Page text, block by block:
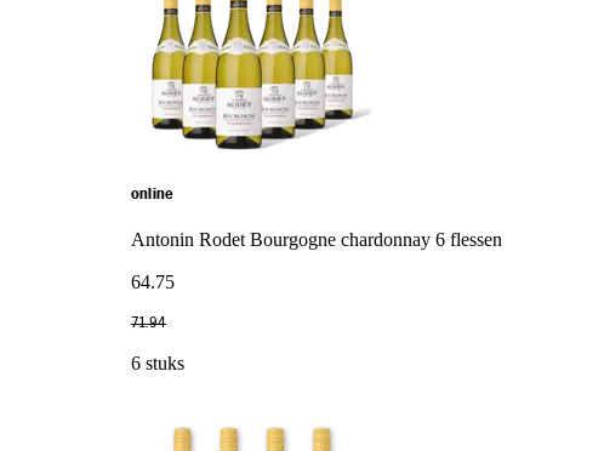
online
Antonin Rodet Bourgogne chardonnay 6 flessen
64.75
71.94
6 stuks